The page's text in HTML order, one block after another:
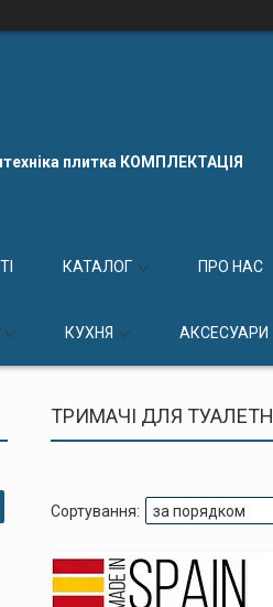
плитка КОМПЛЕКТАЦІЯ
КАТАЛОГ ПРО НАС
КУХНЯ АКСЕСУАРИ
ТРИМАЧІ ДЛЯ